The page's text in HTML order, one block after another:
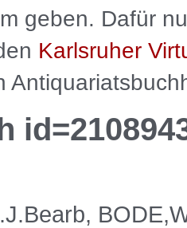
geben. Dafür
Karlsruher